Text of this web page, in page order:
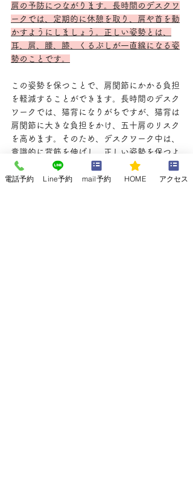
肩の予防につながります。長時間のデスクワ
ークでは、定期的に休憩を取り、肩や首を動
かすようにしましょう。正しい姿勢とは、
耳、肩、腰、膝、くるぶしが一直線になる姿
勢のことです。
この姿勢を保つことで、肩関節にかかる負担
を軽減することができます。長時間のデスク
ワークでは、猫背になりがちですが、猫背は
肩関節に大きな負担をかけ、五十肩のリスク
を高めます。そのため、デスクワーク中は、
意識的に背筋を伸ばし、正しい姿勢を保つよ
うにしましょう。
電話予約 Line予約 mail予約 HOME アクセス